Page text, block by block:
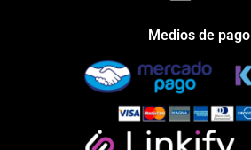
Medios de pago